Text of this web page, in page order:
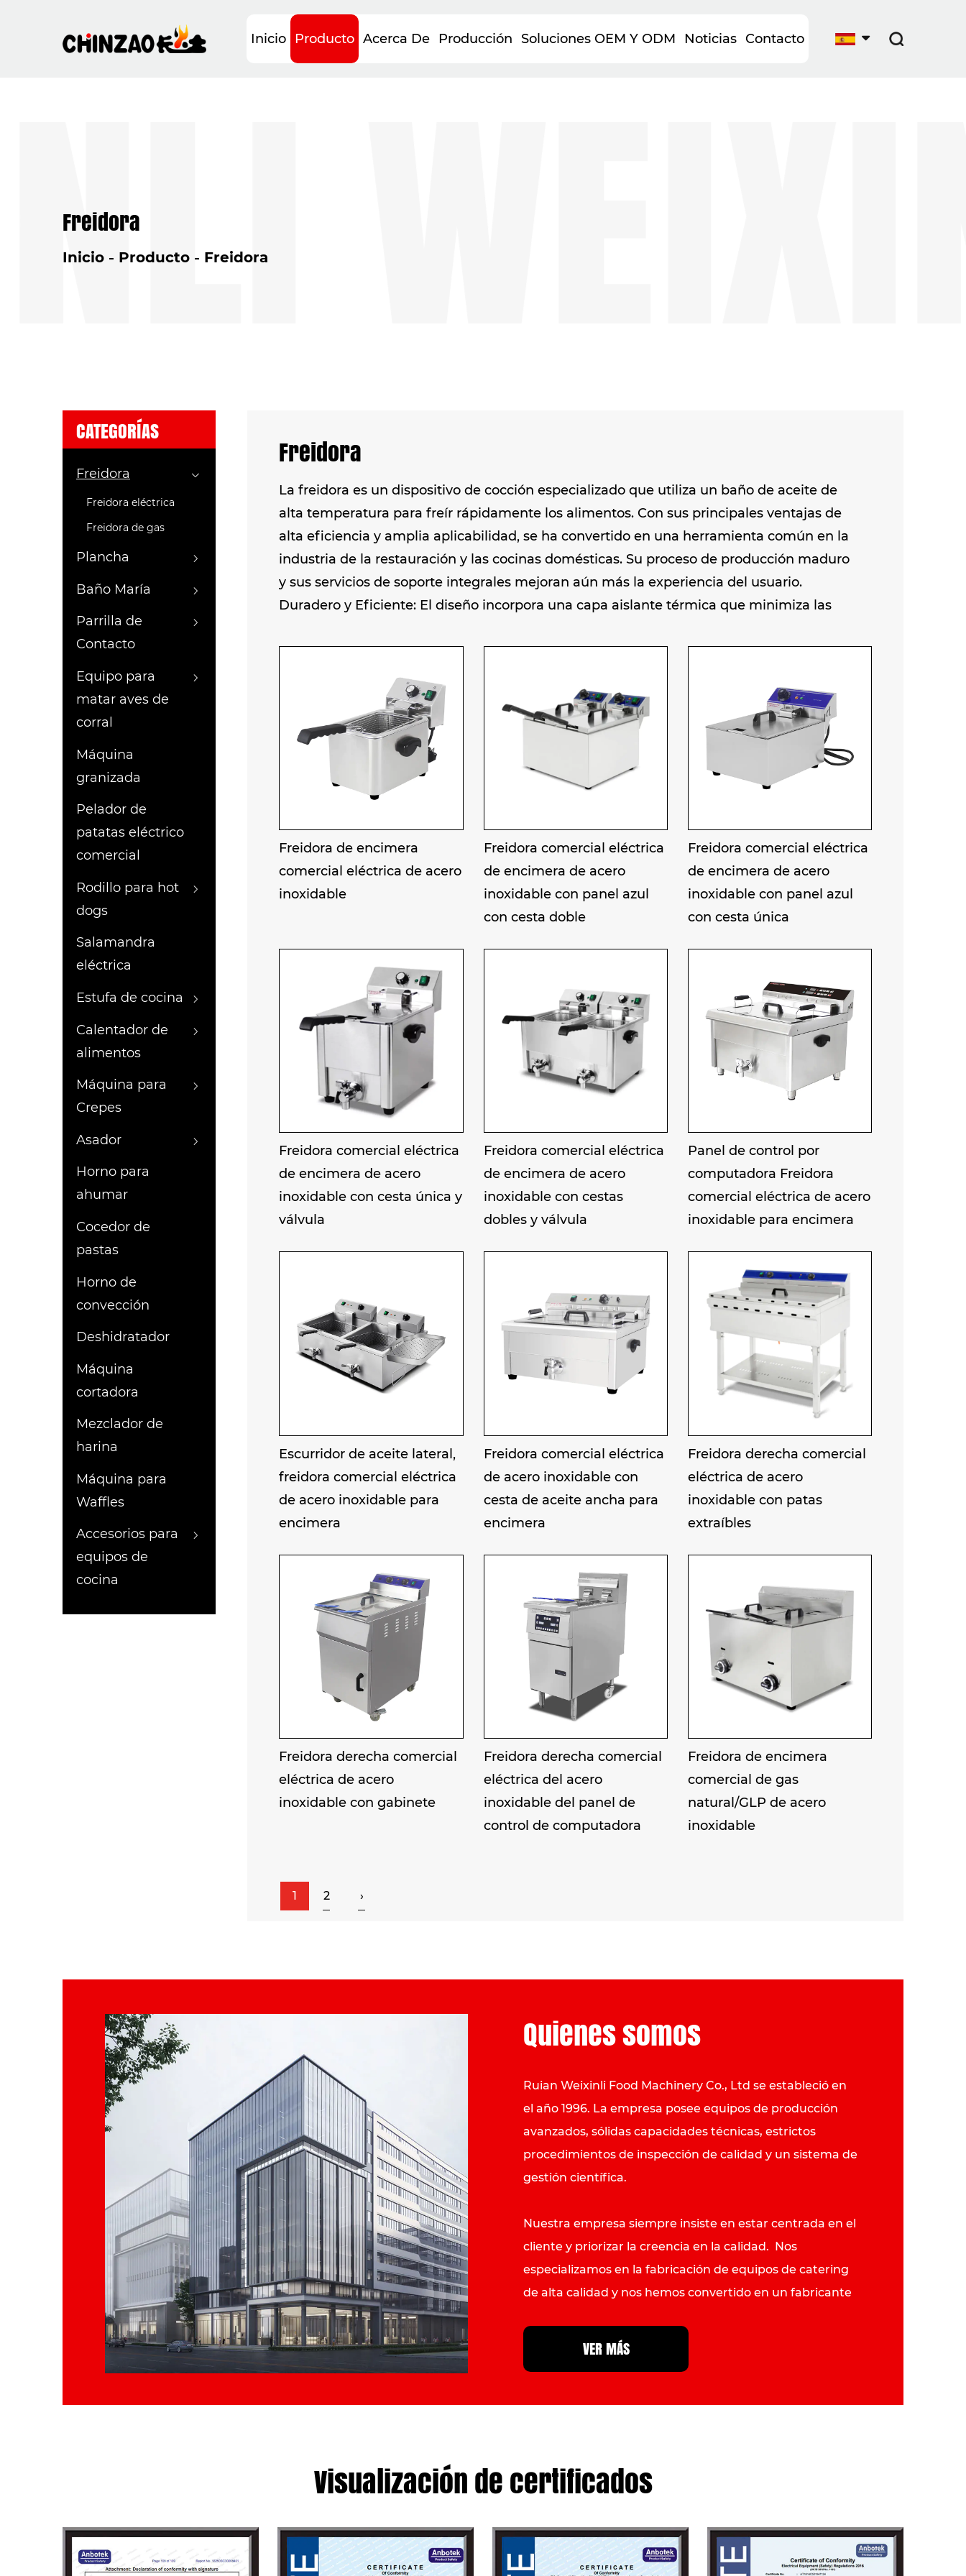
Inicio Producto Acerca De Producción Soluciones OEM Y ODM Noticias Contacto
Freidora
Inicio Producto Freidora
CATEGORÍAS
Freidora
Freidora eléctrica
Freidora de gas
Plancha
Baño María
Parrilla de
Contacto
Equipo para
matar aves de
corral
Máquina
granizada
Pelador de
patatas eléctrico
comercial
Rodillo para hot
dogs
Salamandra
eléctrica
Estufa de cocina
Calentador de
alimentos
Máquina para
Crepes
Asador
Horno para
ahumar
Cocedor de
pastas
Horno de
convección
Deshidratador
Máquina
cortadora
Mezclador de
harina
Máquina para
Waffles
Accesorios para
equipos de
cocina
Freidora
La freidora es un dispositivo de cocción especializado que utiliza un baño de aceite de
alta temperatura para freír rápidamente los alimentos. Con sus principales ventajas de
alta eficiencia y amplia aplicabilidad, se ha convertido en una herramienta común en la
industria de la restauración y las cocinas domésticas. Su proceso de producción maduro
y sus servicios de soporte integrales mejoran aún más la experiencia del usuario.
Duradero y Eficiente: El diseño incorpora una capa aislante térmica que minimiza las
corrosión y a las altas temperaturas. Los componentes clave de la versión comercial
están reforzados estructuralmente, garantizando una larga vida útil y unos costes de
mantenimiento reducidos.
Funcionamiento seguro y fácil limpieza: Equipado con dispositivos de seguridad como
protección contra quemaduras secas, alarma de sobrecalentamiento y patas
antideslizantes; el tanque de fritura es extraíble, con un interior liso y sin esquinas para
limpiar fácilmente las manchas de aceite, cumpliendo con los estándares de higiene.
alimentaria, piezas clave como el tanque de fritura y el cuerpo se someten a un
CE, lo que garantiza el cumplimiento de las normas de seguridad de la UE y proporciona
Aplicaciones comerciales: Es un equipo central para restaurantes de comida rápida,
tiendas de pollo frito, puestos de refrigerios y comedores, capaz de producir en masa
alimentos populares como pollo frito, brochetas fritas, papas fritas y palitos de masa
fritos, y es adecuado para necesidades de cocción de alta frecuencia y gran volumen.
Freidora de encimera
comercial eléctrica de acero
inoxidable
Freidora comercial eléctrica
de encimera de acero
inoxidable con panel azul
con cesta doble
Freidora comercial eléctrica
de encimera de acero
inoxidable con panel azul
con cesta única
Freidora comercial eléctrica
de encimera de acero
inoxidable con cesta única y
válvula
Freidora comercial eléctrica
de encimera de acero
inoxidable con cestas
dobles y válvula
Panel de control por
computadora Freidora
comercial eléctrica de acero
inoxidable para encimera
Escurridor de aceite lateral,
freidora comercial eléctrica
de acero inoxidable para
encimera
Freidora comercial eléctrica
de acero inoxidable con
cesta de aceite ancha para
encimera
Freidora derecha comercial
eléctrica de acero
inoxidable con patas
extraíbles
Freidora derecha comercial
eléctrica de acero
inoxidable con gabinete
Freidora derecha comercial
eléctrica del acero
inoxidable del panel de
control de computadora
Freidora de encimera
comercial de gas
natural/GLP de acero
inoxidable
1 2 ›
Quienes somos
Ruian Weixinli Food Machinery Co., Ltd se estableció en
el año 1996. La empresa posee equipos de producción
avanzados, sólidas capacidades técnicas, estrictos
procedimientos de inspección de calidad y un sistema de
gestión científica.
Nuestra empresa siempre insiste en estar centrada en el
cliente y priorizar la creencia en la calidad. Nos
especializamos en la fabricación de equipos de catering
de alta calidad y nos hemos convertido en un fabricante
productos principales que incluyen freidoras, planchas,
incluidos Alemania, Italia, Francia, Australia, América y el
Weixinli seguirá trabajando duro, superando obstáculos
calidad con un excelente rendimiento de costos.
Esperamos con entusiasmo unirnos a usted para crear
VER MÁS
Visualización de certificados